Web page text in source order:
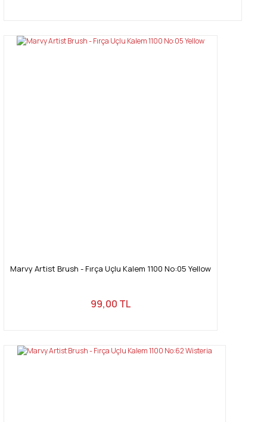
Marvy Artist Brush - Fırça Uçlu Kalem 1100 No:05 Yellow
99,00 TL